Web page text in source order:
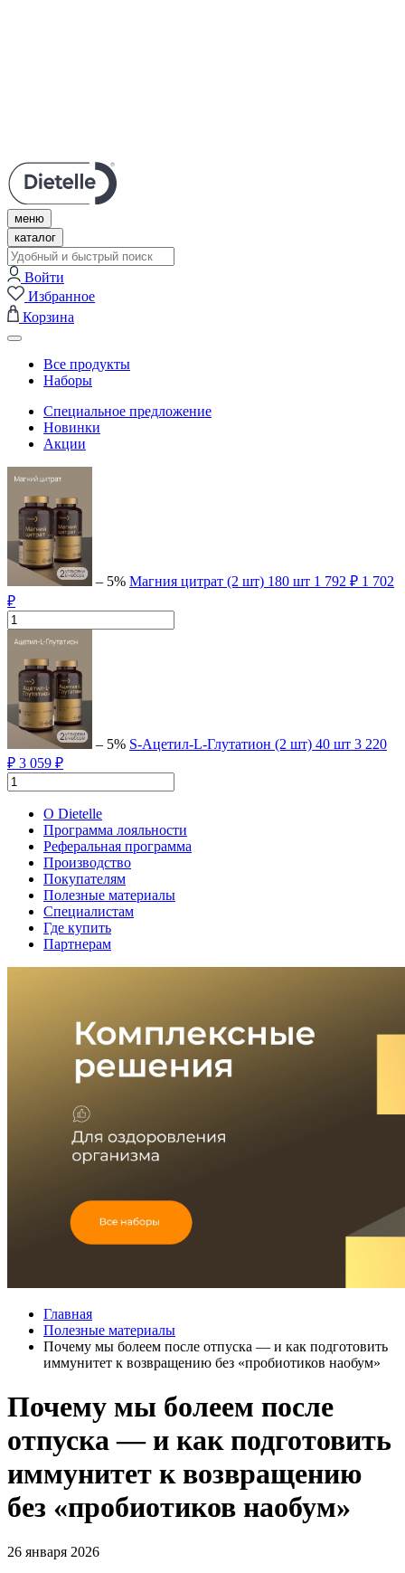
меню
каталог
Войти
Избранное
Корзина
Все продукты
Наборы
Специальное предложение
Новинки
Акции
– 5% Магния цитрат (2 шт) 180 шт 1 792 ₽ 1 702
₽
– 5% S-Ацетил-L-Глутатион (2 шт) 40 шт 3 220
₽ 3 059 ₽
О Dietelle
Программа лояльности
Реферальная программа
Производство
Покупателям
Полезные материалы
Специалистам
Где купить
Партнерам
Главная
Полезные материалы
Почему мы болеем после отпуска — и как подготовить
иммунитет к возвращению без «пробиотиков наобум»
Почему мы болеем после
отпуска — и как подготовить
иммунитет к возвращению
без «пробиотиков наобум»
26 января 2026